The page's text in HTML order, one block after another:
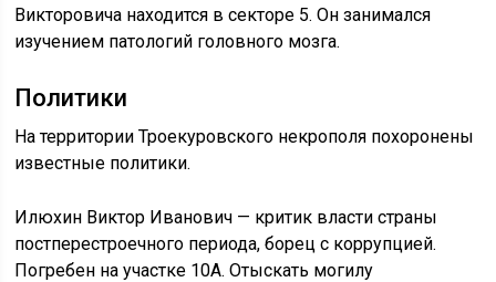
Викторовича находится в секторе 5. Он занимался
изучением патологий головного мозга.
Политики
На территории Троекуровского некрополя похоронены
известные политики.
Илюхин Виктор Иванович — критик власти страны
постперестроечного периода, борец с коррупцией.
Погребен на участке 10А. Отыскать могилу